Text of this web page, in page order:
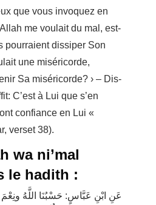
que vous invoquez en
me voulait du mal, est-
pourraient dissiper Son
une miséricorde,
Sa miséricorde? › – Dis-
C’est à Lui que s’en
confiance en Lui «
verset 38).
wa ni’mal
le hadith :
عَنِ ابْنِ عَبَّاسٍ: حَسْبُنَا اللَّهُ ونِعْمَ